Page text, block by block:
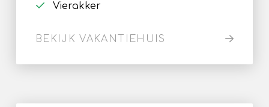
Vierakker
BEKIJK VAKANTIEHUIS